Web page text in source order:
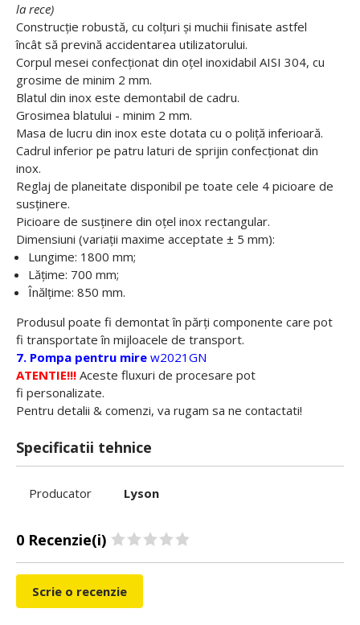
la rece)
Construcţie robustă, cu colţuri şi muchii finisate astfel
încât să prevină accidentarea utilizatorului.
Corpul mesei confecţionat din oţel inoxidabil AISI 304, cu
grosime de minim 2 mm.
Blatul din inox este demontabil de cadru.
Grosimea blatului - minim 2 mm.
Masa de lucru din inox este dotata cu o poliţă inferioară.
Cadrul inferior pe patru laturi de sprijin confecţionat din
inox.
Reglaj de planeitate disponibil pe toate cele 4 picioare de
susţinere.
Picioare de susţinere din oţel inox rectangular.
Dimensiuni (variaţii maxime acceptate ± 5 mm):
Lungime: 1800 mm;
Lăţime: 700 mm;
Înălţime: 850 mm.
Produsul poate fi demontat în părţi componente care pot
fi transportate în mijloacele de transport.
7. Pompa pentru mire w2021GN
ATENTIE!!! Aceste fluxuri de procesare pot
fi personalizate.
Pentru detalii & comenzi, va rugam sa ne contactati!
Specificatii tehnice
Producator Lyson
0 Recenzie(i)
Scrie o recenzie